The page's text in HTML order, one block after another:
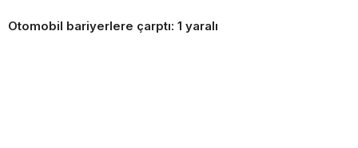
Otomobil bariyerlere çarptı: 1 yaralı